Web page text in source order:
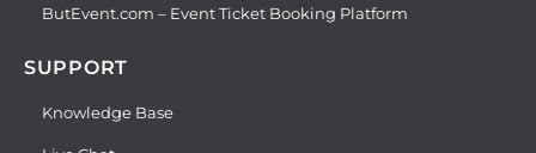
ButEvent.com – Event Ticket Booking Platform
SUPPORT
Knowledge Base